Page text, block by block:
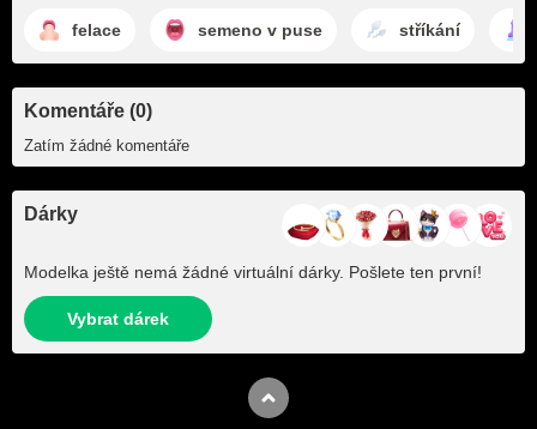
felace semeno v puse stříkání
Komentáře (0)
Zatím žádné komentáře
Dárky
Modelka ještě nemá žádné virtuální dárky. Pošlete ten první!
Vybrat dárek